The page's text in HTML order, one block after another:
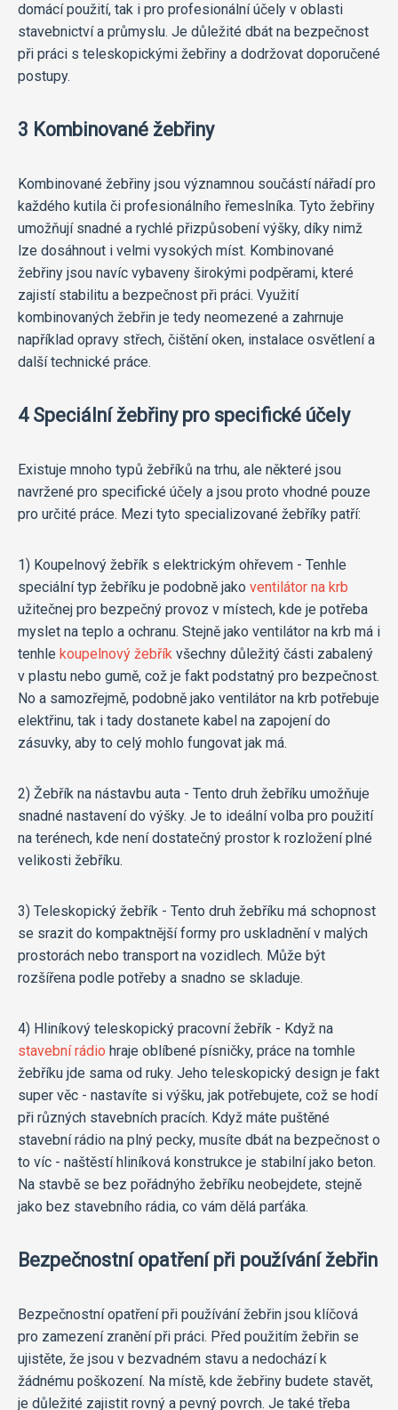
domácí použití, tak i pro profesionální účely v oblasti
stavebnictví a průmyslu. Je důležité dbát na bezpečnost
při práci s teleskopickými žebřiny a dodržovat doporučené
postupy.
3 Kombinované žebřiny
Kombinované žebřiny jsou významnou součástí nářadí pro
každého kutila či profesionálního řemeslníka. Tyto žebřiny
umožňují snadné a rychlé přizpůsobení výšky, díky nimž
lze dosáhnout i velmi vysokých míst. Kombinované
žebřiny jsou navíc vybaveny širokými podpěrami, které
zajistí stabilitu a bezpečnost při práci. Využití
kombinovaných žebřin je tedy neomezené a zahrnuje
například opravy střech, čištění oken, instalace osvětlení a
další technické práce.
4 Speciální žebřiny pro specifické účely
Existuje mnoho typů žebříků na trhu, ale některé jsou
navržené pro specifické účely a jsou proto vhodné pouze
pro určité práce. Mezi tyto specializované žebříky patří:
1) Koupelnový žebřík s elektrickým ohřevem - Tenhle
speciální typ žebříku je podobně jako ventilátor na krb
užitečnej pro bezpečný provoz v místech, kde je potřeba
myslet na teplo a ochranu. Stejně jako ventilátor na krb má i
tenhle koupelnový žebřík všechny důležitý části zabalený
v plastu nebo gumě, což je fakt podstatný pro bezpečnost.
No a samozřejmě, podobně jako ventilátor na krb potřebuje
elektřinu, tak i tady dostanete kabel na zapojení do
zásuvky, aby to celý mohlo fungovat jak má.
2) Žebřík na nástavbu auta - Tento druh žebříku umožňuje
snadné nastavení do výšky. Je to ideální volba pro použití
na terénech, kde není dostatečný prostor k rozložení plné
velikosti žebříku.
3) Teleskopický žebřík - Tento druh žebříku má schopnost
se srazit do kompaktnější formy pro uskladnění v malých
prostorách nebo transport na vozidlech. Může být
rozšířena podle potřeby a snadno se skladuje.
4) Hliníkový teleskopický pracovní žebřík - Když na
stavební rádio hraje oblíbené písničky, práce na tomhle
žebříku jde sama od ruky. Jeho teleskopický design je fakt
super věc - nastavíte si výšku, jak potřebujete, což se hodí
při různých stavebních pracích. Když máte puštěné
stavební rádio na plný pecky, musíte dbát na bezpečnost o
to víc - naštěstí hliníková konstrukce je stabilní jako beton.
Na stavbě se bez pořádnýho žebříku neobejdete, stejně
jako bez stavebního rádia, co vám dělá parťáka.
Bezpečnostní opatření při používání žebřin
Bezpečnostní opatření při používání žebřin jsou klíčová
pro zamezení zranění při práci. Před použitím žebřin se
ujistěte, že jsou v bezvadném stavu a nedochází k
žádnému poškození. Na místě, kde žebřiny budete stavět,
je důležité zajistit rovný a pevný povrch. Je také třeba